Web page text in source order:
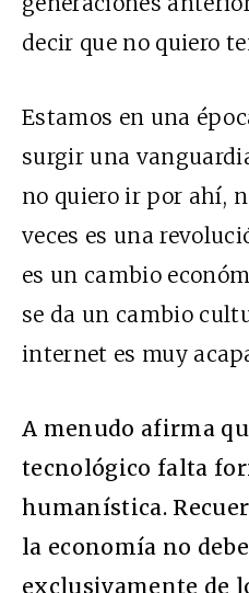
decir que no quiero
Estamos en una
surgir una
no quiero ir por ahí,
veces es una
es un cambio
se da un cambio
internet es muy
A menudo afirma
tecnológico falta
humanística.
la economía no
exclusivamente de